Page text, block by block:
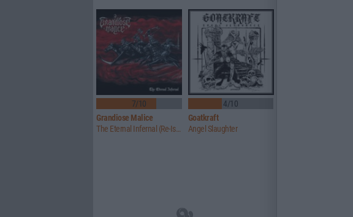
7/10
Grandiose Malice
The Eternal Infernal (Re-Issue)
4/10
Goatkraft
Angel Slaughter